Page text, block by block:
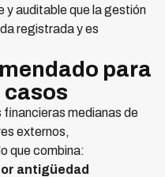
y auditable que la gestión
registrada y es
para
casos
financieras medianas de
externos,
que combina:
antigüedad